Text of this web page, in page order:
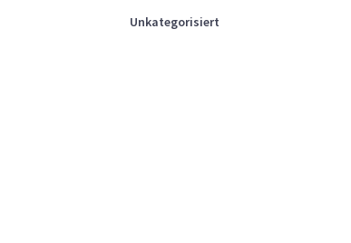
Unkategorisiert